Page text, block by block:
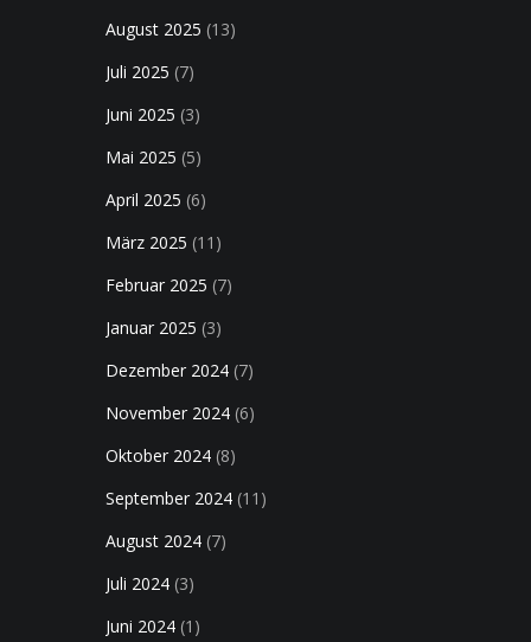
August 2025 (13)
Juli 2025 (7)
Juni 2025 (3)
Mai 2025 (5)
April 2025 (6)
März 2025 (11)
Februar 2025 (7)
Januar 2025 (3)
Dezember 2024(7)
November 2024(6)
Oktober 2024(8)
September 2024(11)
August 2024(7)
Juli 2024(3)
Juni 2024(1)